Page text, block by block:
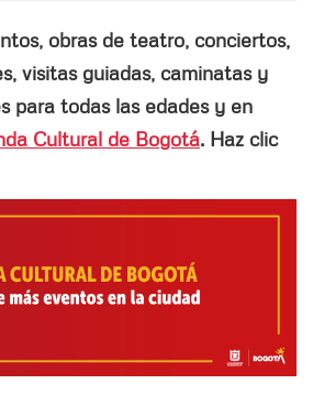
obras de teatro, conciertos,
visitas guiadas, caminatas y
para todas las edades y en
Cultural de Bogotá. Haz clic